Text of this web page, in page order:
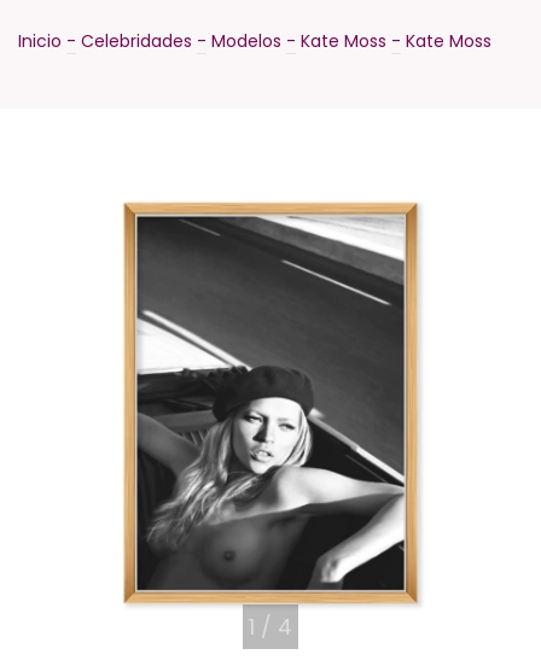
Inicio - Celebridades - Modelos - Kate Moss - Kate Moss
1 / 4